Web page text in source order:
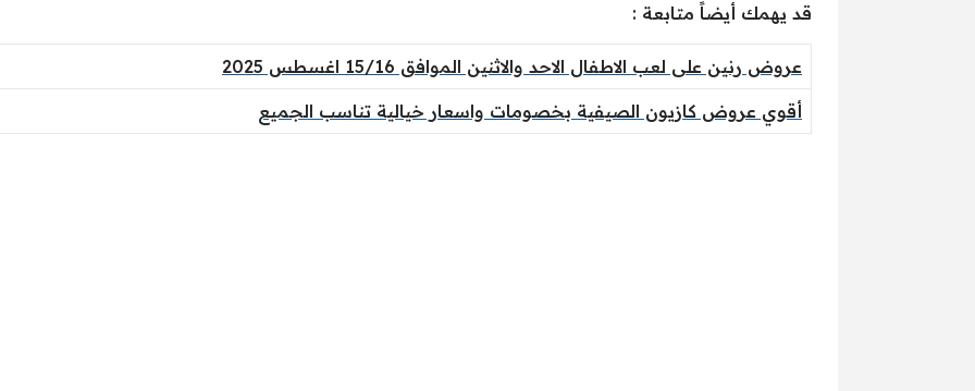
قد يهمك أيضاً متابعة :
عروض رنين على لعب الاطفال الاحد والاثنين الموافق 15/16 اغسطس 2025
أقوي عروض كازيون الصيفية بخصومات واسعار خيالية تناسب الجميع